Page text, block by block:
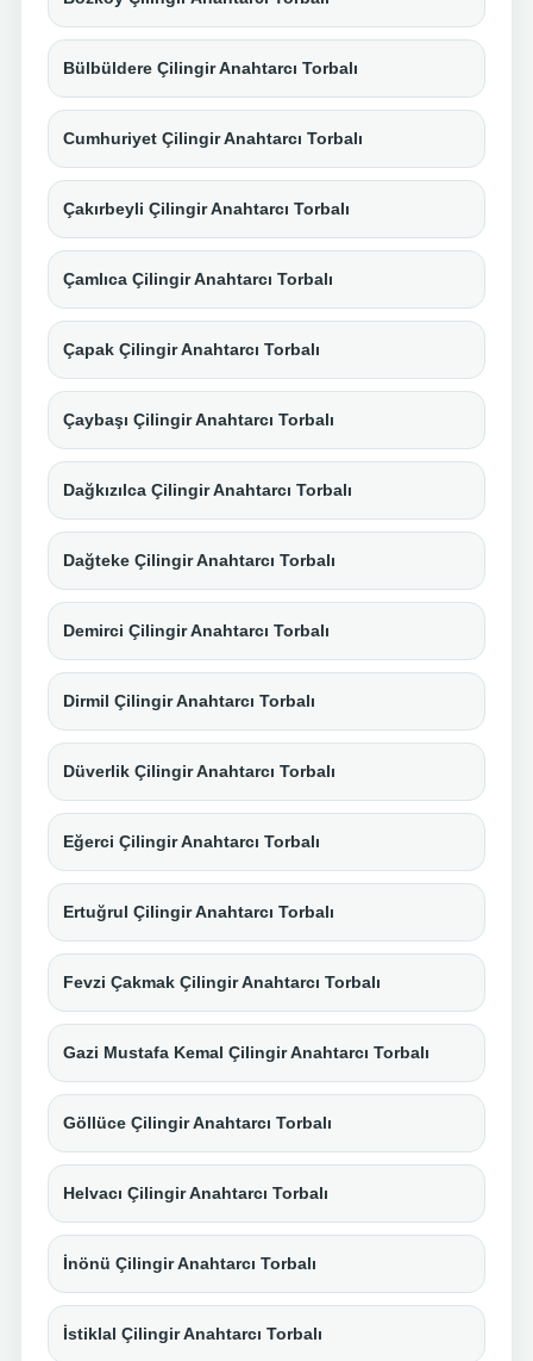
Bülbüldere Çilingir Anahtarcı Torbalı
Cumhuriyet Çilingir Anahtarcı Torbalı
Çakırbeyli Çilingir Anahtarcı Torbalı
Çamlıca Çilingir Anahtarcı Torbalı
Çapak Çilingir Anahtarcı Torbalı
Çaybaşı Çilingir Anahtarcı Torbalı
Dağkızılca Çilingir Anahtarcı Torbalı
Dağteke Çilingir Anahtarcı Torbalı
Demirci Çilingir Anahtarcı Torbalı
Dirmil Çilingir Anahtarcı Torbalı
Düverlik Çilingir Anahtarcı Torbalı
Eğerci Çilingir Anahtarcı Torbalı
Ertuğrul Çilingir Anahtarcı Torbalı
Fevzi Çakmak Çilingir Anahtarcı Torbalı
Gazi Mustafa Kemal Çilingir Anahtarcı Torbalı
Göllüce Çilingir Anahtarcı Torbalı
Helvacı Çilingir Anahtarcı Torbalı
İnönü Çilingir Anahtarcı Torbalı
İstiklal Çilingir Anahtarcı Torbalı